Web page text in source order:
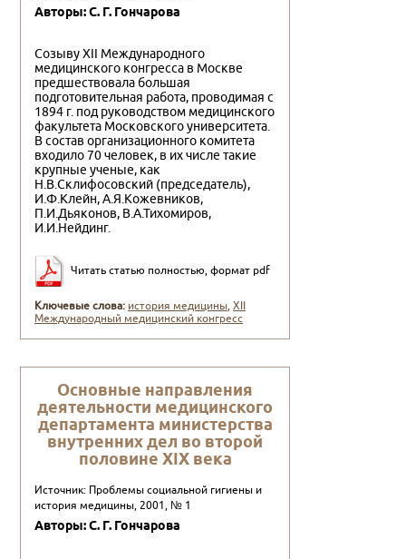
Авторы: С. Г. Гончарова
Созыву XII Международного
медицинского конгресса в Москве
предшествовала большая
подготовительная работа, проводимая с
1894 г. под руководством медицинского
факультета Московского университета.
В состав организационного комитета
входило 70 человек, в их числе такие
крупные ученые, как
Н.В.Склифосовский (председатель),
И.Ф.Клейн, А.Я.Кожевников,
П.И.Дьяконов, В.А.Тихомиров,
И.И.Нейдинг.
Читать статью полностью, формат pdf
Ключевые слова: история медицины,XII
Международный медицинский конгресс
Основные направления
деятельности медицинского
департамента министерства
внутренних дел во второй
половине XIX века
Источник: Проблемы социальной гигиены и
история медицины, 2001, № 1
Авторы: С. Г. Гончарова